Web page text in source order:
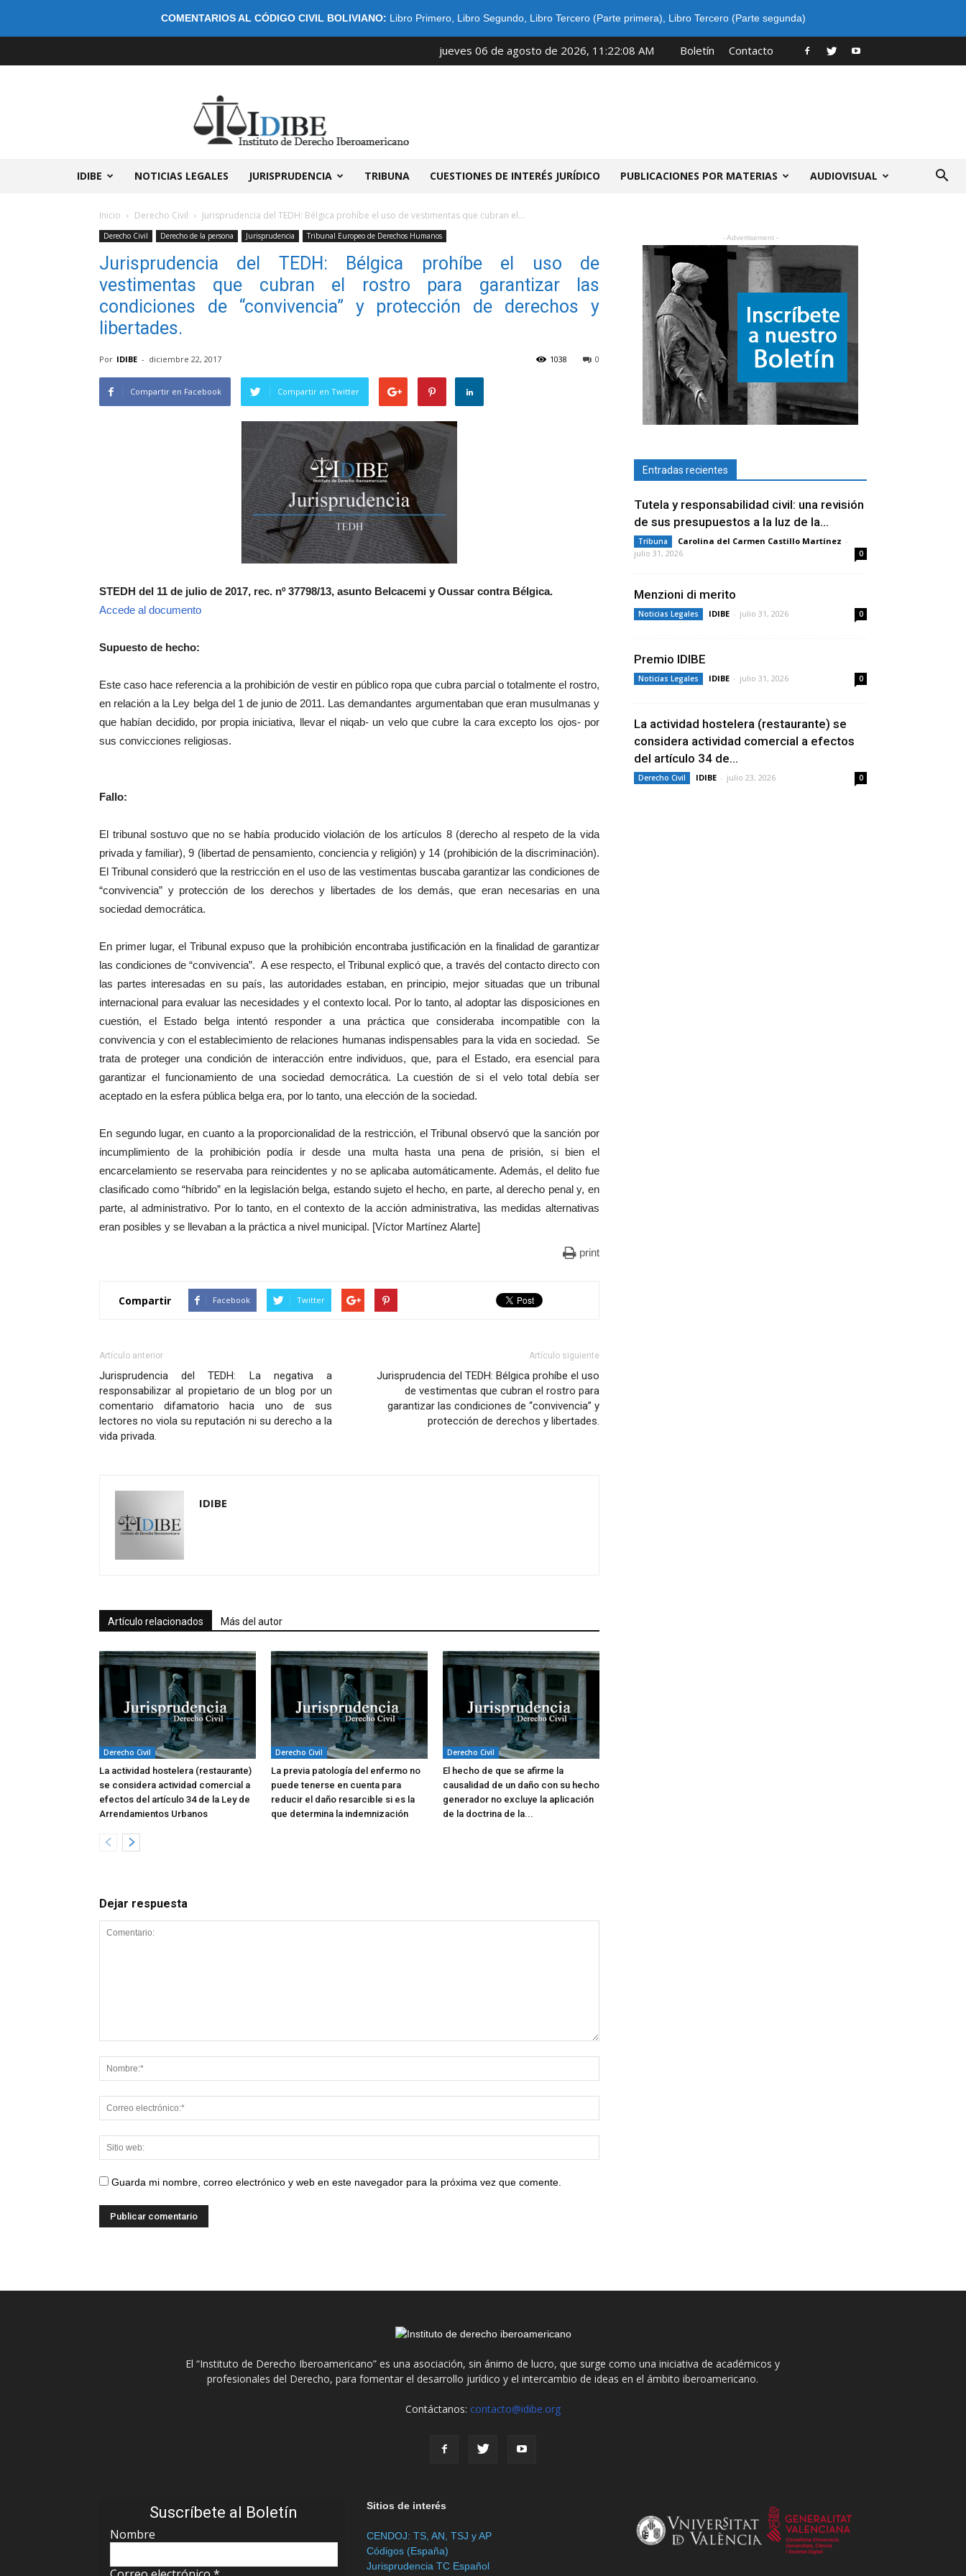
COMENTARIOS AL CÓDIGO CIVIL BOLIVIANO: Libro Primero, Libro Segundo, Libro Tercero (Parte primera) Libro Tercero (Parte segunda)
jueves 06 de agosto de 2026, 11:22:08 AM Boletín Contacto
IDIBE NOTICIAS LEGALES JURISPRUDENCIA TRIBUNA CUESTIONES DE INTERÉS JURÍDICO PUBLICACIONES POR MATERIAS AUDIOVISUAL
Inicio Derecho Civil Jurisprudencia del TEDH: Bélgica prohíbe el uso de vestimentas que cubran el...
Derecho Civil Derecho de la persona Jurisprudencia Tribunal Europeo de Derechos Humanos
Jurisprudencia del TEDH: Bélgica prohíbe el uso de
vestimentas que cubran el rostro para garantizar las
condiciones de “convivencia” y protección de derechos y
libertades.
Por IDIBE - diciembre 22, 2017 0
1038
Compartir en Facebook Compartir en Twitter
STEDH del 11 de julio de 2017, rec. nº 37798/13, asunto Belcacemi y Oussar contra Bélgica.
Accede al documento
Supuesto de hecho:
Este caso hace referencia a la prohibición de vestir en público ropa que cubra parcial o totalmente el rostro,
en relación a la Ley belga del 1 de junio de 2011. Las demandantes argumentaban que eran musulmanas y
que habían decidido, por propia iniciativa, llevar el niqab- un velo que cubre la cara excepto los ojos- por
sus convicciones religiosas.
Fallo:
El tribunal sostuvo que no se había producido violación de los artículos 8 (derecho al respeto de la vida
privada y familiar), 9 (libertad de pensamiento, conciencia y religión) y 14 (prohibición de la discriminación).
El Tribunal consideró que la restricción en el uso de las vestimentas buscaba garantizar las condiciones de
“convivencia” y protección de los derechos y libertades de los demás, que eran necesarias en una
sociedad democrática.
En primer lugar, el Tribunal expuso que la prohibición encontraba justificación en la finalidad de garantizar
las condiciones de “convivencia”. A ese respecto, el Tribunal explicó que, a través del contacto directo con
las partes interesadas en su país, las autoridades estaban, en principio, mejor situadas que un tribunal
internacional para evaluar las necesidades y el contexto local. Por lo tanto, al adoptar las disposiciones en
cuestión, el Estado belga intentó responder a una práctica que consideraba incompatible con la
convivencia y con el establecimiento de relaciones humanas indispensables para la vida en sociedad. Se
trata de proteger una condición de interacción entre individuos, que, para el Estado, era esencial para
garantizar el funcionamiento de una sociedad democrática. La cuestión de si el velo total debía ser
aceptado en la esfera pública belga era, por lo tanto, una elección de la sociedad.
En segundo lugar, en cuanto a la proporcionalidad de la restricción, el Tribunal observó que la sanción por
incumplimiento de la prohibición podía ir desde una multa hasta una pena de prisión, si bien el
encarcelamiento se reservaba para reincidentes y no se aplicaba automáticamente. Además, el delito fue
clasificado como “híbrido” en la legislación belga, estando sujeto el hecho, en parte, al derecho penal y, en
parte, al administrativo. Por lo tanto, en el contexto de la acción administrativa, las medidas alternativas
eran posibles y se llevaban a la práctica a nivel municipal. [Víctor Martínez Alarte]
print
Compartir Facebook Twitter
Artículo anterior
Jurisprudencia del TEDH: La negativa a
responsabilizar al propietario de un blog por un
comentario difamatorio hacia uno de sus
lectores no viola su reputación ni su derecho a la
vida privada.
Artículo siguiente
Jurisprudencia del TEDH: Bélgica prohíbe el uso
de vestimentas que cubran el rostro para
garantizar las condiciones de “convivencia” y
protección de derechos y libertades.
IDIBE
Artículo relacionados Más del autor
Derecho Civil
La actividad hostelera (restaurante)
se considera actividad comercial a
efectos del artículo 34 de la Ley de
Arrendamientos Urbanos
Derecho Civil
La previa patología del enfermo no
puede tenerse en cuenta para
reducir el daño resarcible si es la
que determina la indemnización
Derecho Civil
El hecho de que se afirme la
causalidad de un daño con su hecho
generador no excluye la aplicación
de la doctrina de la...
Dejar respuesta
Guarda mi nombre, correo electrónico y web en este navegador para la próxima vez que comente.
- Advertisement -
Entradas recientes
Tutela y responsabilidad civil: una revisión
de sus presupuestos a la luz de la...
Tribuna Carolina del Carmen Castillo Martínez -
julio 31, 2026
0
Menzioni di merito
Noticias Legales IDIBE - julio 31, 2026 0
Premio IDIBE
Noticias Legales IDIBE - julio 31, 2026 0
La actividad hostelera (restaurante) se
considera actividad comercial a efectos
del artículo 34 de...
Derecho Civil IDIBE - julio 23, 2026 0
El “Instituto de Derecho Iberoamericano” es una asociación, sin ánimo de lucro, que surge como una iniciativa de académicos y
profesionales del Derecho, para fomentar el desarrollo jurídico y el intercambio de ideas en el ámbito iberoamericano.
Contáctanos: contacto@idibe.org
Suscríbete al Boletín
Nombre
Sitios de interés
CENDOJ: TS, AN, TSJ y AP
Códigos (España)
Jurisprudencia TC Español